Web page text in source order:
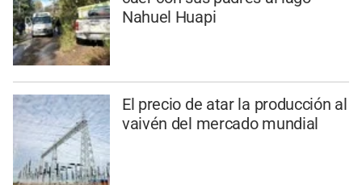
Nahuel Huapi
El precio de atar la producción al
vaivén del mercado mundial